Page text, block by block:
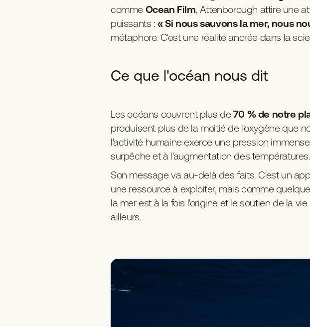
comme Ocean Film, Attenborough attire une
puissants :« Si nous sauvons la mer, nous
métaphore. C'est une réalité ancrée dans la
Ce que l'océan nous dit
Les océans couvrent plus de70 % de notre
produisent plus de la moitié de l'oxygène que
l'activité humaine exerce une pression
surpêche et à l'augmentation des températures.
Son message va au-delà des faits. C'est un
une ressource à exploiter, mais comme
la mer est à la fois l'origine et le soutien de la
ailleurs.